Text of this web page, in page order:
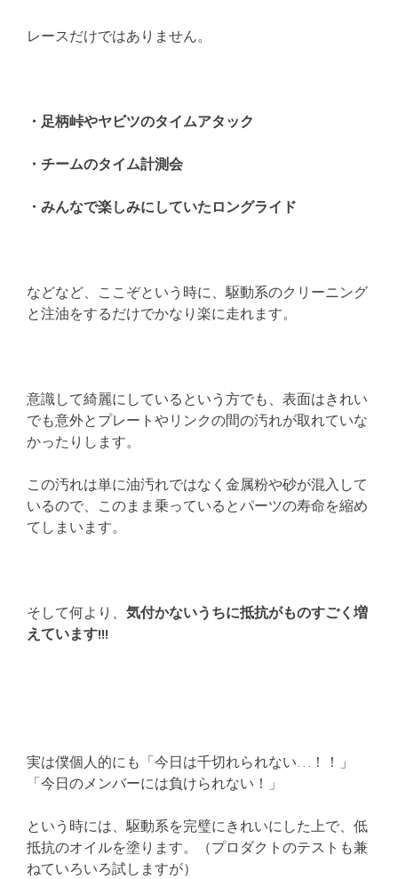
レースだけではありません。
・足柄峠やヤビツのタイムアタック
・チームのタイム計測会
・みんなで楽しみにしていたロングライド
などなど、ここぞという時に、駆動系のクリーニング
と注油をするだけでかなり楽に走れます。
意識して綺麗にしているという方でも、表面はきれい
でも意外とプレートやリンクの間の汚れが取れていな
かったりします。
この汚れは単に油汚れではなく金属粉や砂が混入して
いるので、このまま乗っているとパーツの寿命を縮め
てしまいます。
そして何より、気付かないうちに抵抗がものすごく増
えています!!!
実は僕個人的にも「今日は千切れられない…！！」
「今日のメンバーには負けられない！」
という時には、駆動系を完璧にきれいにした上で、低
抵抗のオイルを塗ります。（プロダクトのテストも兼
ねていろいろ試しますが）